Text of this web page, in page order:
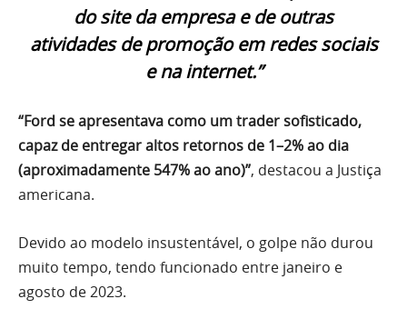
do site da empresa e de outras
atividades de promoção em redes sociais
e na internet.”
“Ford se apresentava como um trader sofisticado,
capaz de entregar altos retornos de 1–2% ao dia
(aproximadamente 547% ao ano)”, destacou a Justiça
americana.
Devido ao modelo insustentável, o golpe não durou
muito tempo, tendo funcionado entre janeiro e
agosto de 2023.